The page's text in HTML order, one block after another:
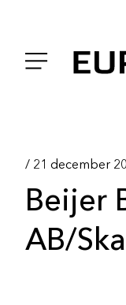
/ 21 december
Beijer
AB/